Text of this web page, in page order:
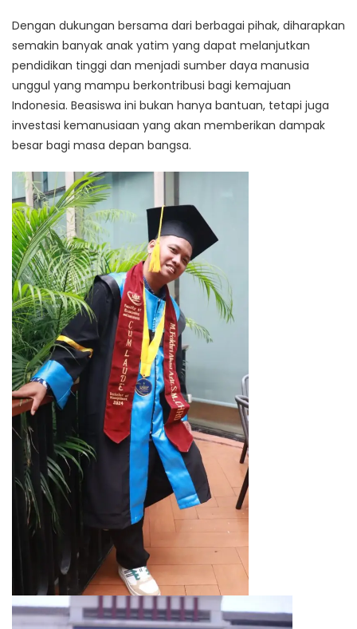
Dengan dukungan bersama dari berbagai pihak, diharapkan
semakin banyak anak yatim yang dapat melanjutkan
pendidikan tinggi dan menjadi sumber daya manusia
unggul yang mampu berkontribusi bagi kemajuan
Indonesia. Beasiswa ini bukan hanya bantuan, tetapi juga
investasi kemanusiaan yang akan memberikan dampak
besar bagi masa depan bangsa.